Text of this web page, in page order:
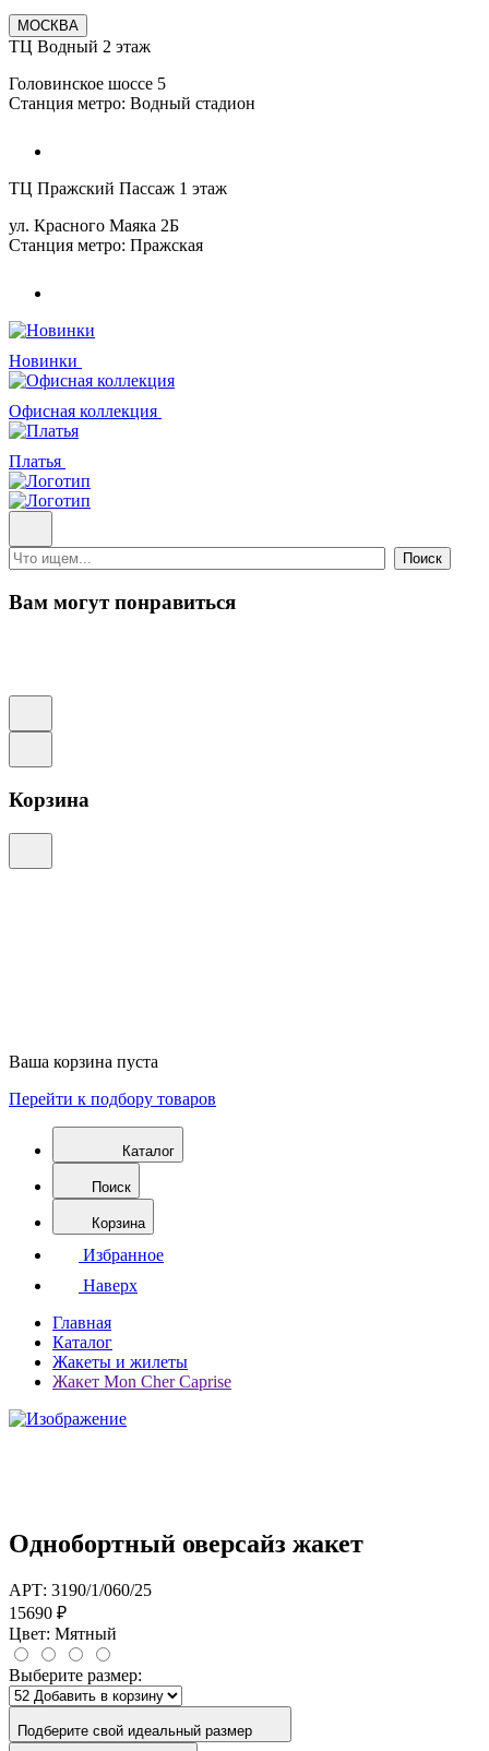
МОСКВА
ТЦ Водный 2 этаж
Головинское шоссе 5
Станция метро: Водный стадион
ТЦ Пражский Пассаж 1 этаж
ул. Красного Маяка 2Б
Станция метро: Пражская
Новинки
Офисная коллекция
Платья
Поиск
Вам могут понравиться
Корзина
Ваша корзина пуста
Перейти к подбору товаров
Каталог
Поиск
Корзина
Избранное
Наверх
Главная
Каталог
Жакеты и жилеты
Жакет Mon Cher Caprise
Однобортный оверсайз жакет
АРТ: 3190/1/060/25
15690 ₽
Цвет: Мятный
Выберите размер:
Подберите свой идеальный размер